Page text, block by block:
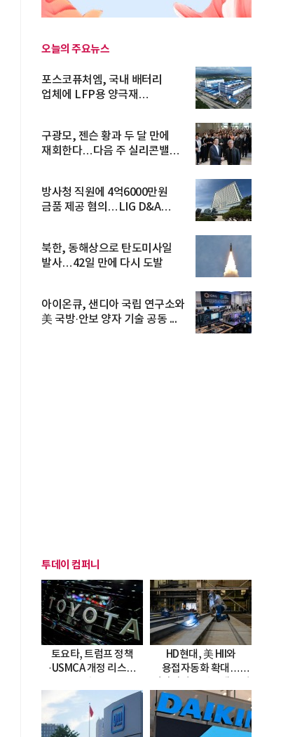
오늘의 주요뉴스
포스코퓨처엠, 국내 배터리
업체에 LFP용 양극재
구광모, 젠슨 황과 두 달 만에
재회한다…다음 주 실리콘밸리
방사청 직원에 4억6000만원
금품 제공 혐의…LIG D&A
북한, 동해상으로 탄도미사일
발사…42일 만에 다시 도발
아이온큐, 샌디아 국립 연구소와
美 국방·안보 양자 기술 공동 ...
투데이 컴퍼니
토요타, 트럼프 정책
·USMCA 개정 리스크
HD현대, 美 HII와
용접자동화 확대…
도입